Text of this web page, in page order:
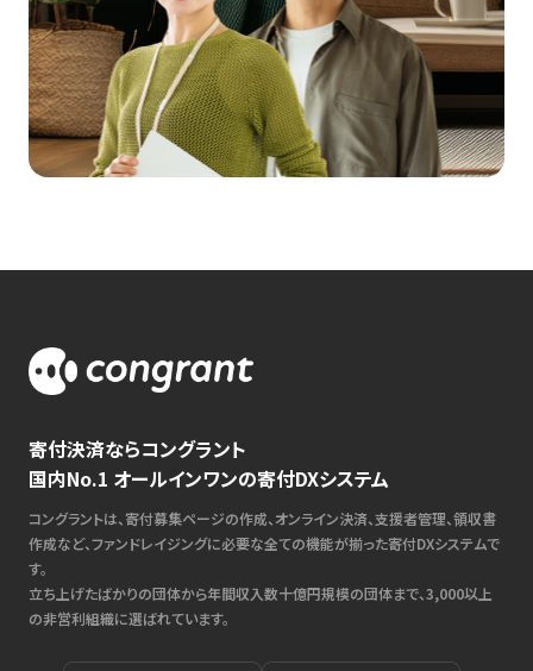
寄付決済ならコングラント
国内No.1 オールインワンの寄付DXシステム
コングラントは、寄付募集ページの作成、オンライン決済、支援者管理、領収書
作成など、ファンドレイジングに必要な全ての機能が揃った寄付DXシステムで
す。
立ち上げたばかりの団体から年間収入数十億円規模の団体まで、3,000以上
の非営利組織に選ばれています。